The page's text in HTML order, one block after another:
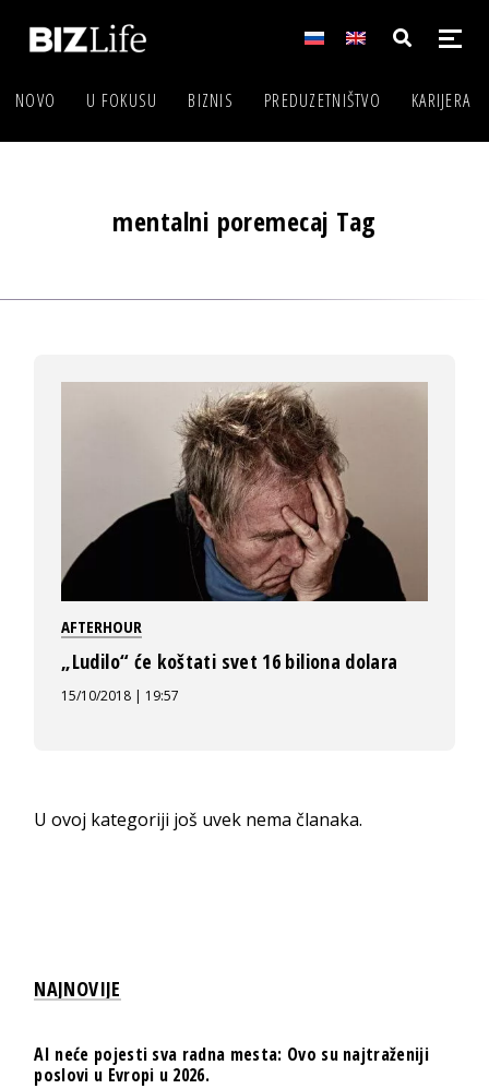
NOVO U FOKUSU BIZNIS PREDUZETNIŠTVO KARIJERA
mentalni poremecaj Tag
AFTERHOUR
„Ludilo“ će koštati svet 16 biliona dolara
15/10/2018 | 19:57
U ovoj kategoriji još uvek nema članaka.
NAJNOVIJE
AI neće pojesti sva radna mesta: Ovo su najtraženiji
poslovi u Evropi u 2026.